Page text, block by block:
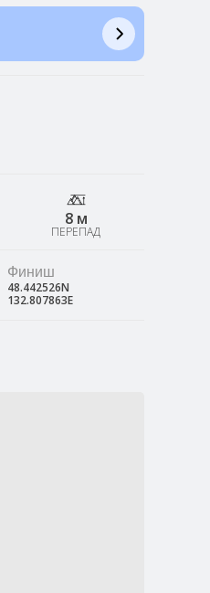
8 м
ПЕРЕПАД
Финиш
48.442526N
132.807863E